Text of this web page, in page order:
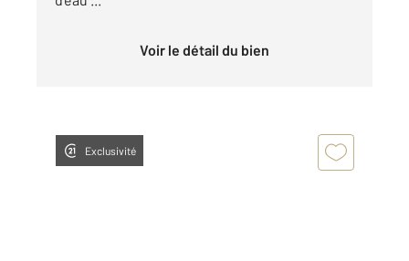
Voir le détail du bien
Exclusivité